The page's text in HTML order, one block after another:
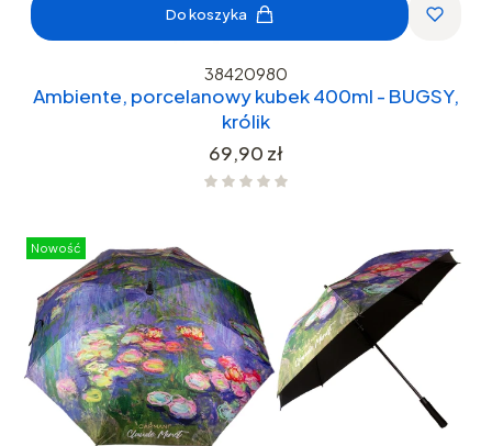
Do koszyka
38420980
Ambiente, porcelanowy kubek 400ml - BUGSY,
królik
Cena
69,90 zł
Nowość